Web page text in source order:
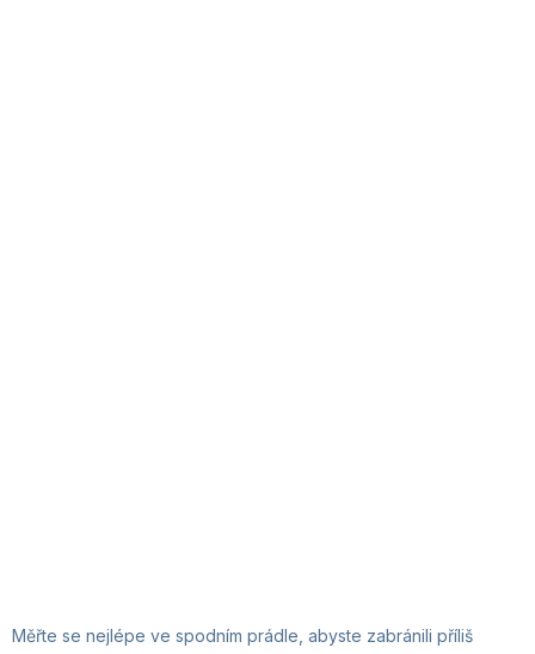
Měřte se nejlépe ve spodním prádle, abyste zabránili příliš